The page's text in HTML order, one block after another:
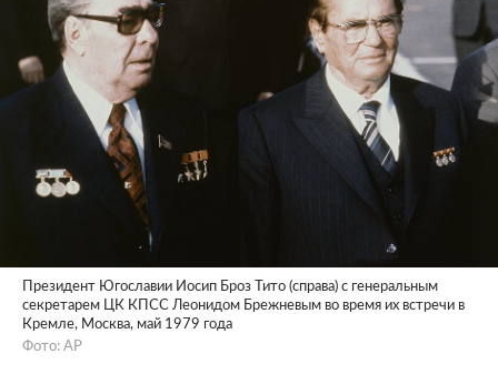
Президент Югославии Иосип Броз Тито (справа) с генеральным
секретарем ЦК КПСС Леонидом Брежневым во время их встречи в
Кремле, Москва, май 1979 года
Фото: AP